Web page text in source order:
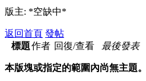
版主: *空缺中*
返回首頁 發帖
標題作者 回復/查看 最後發表
本版塊或指定的範圍內尚無主題。